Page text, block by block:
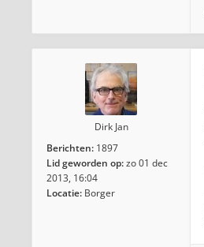
Dirk Jan
Berichten: 1897
Lid geworden op:zo 01 dec
2013, 16:04
Locatie: Borger